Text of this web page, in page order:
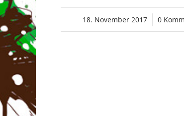
18. November 2017
/ 0